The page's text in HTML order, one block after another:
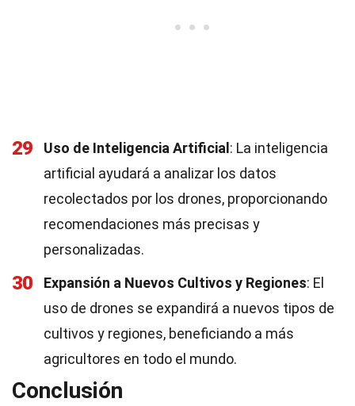
29 Uso de Inteligencia Artificial : La inteligencia
artificial ayudará a analizar los datos
recolectados por los drones, proporcionando
recomendaciones más precisas y
personalizadas.
30 Expansión a Nuevos Cultivos y Regiones: El
uso de drones se expandirá a nuevos tipos de
cultivos y regiones, beneficiando a más
agricultores en todo el mundo.
Conclusión